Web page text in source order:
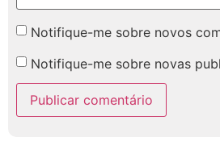
Notifique-me sobre novos
Notifique-me sobre novas